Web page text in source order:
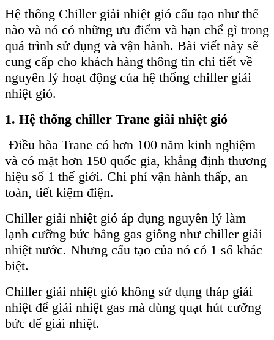
Hệ thống Chiller giải nhiệt gió cấu tạo như thế
nào và nó có những ưu điểm và hạn chể gì trong
quá trình sử dụng và vận hành. Bài viết này sẽ
cung cấp cho khách hàng thông tin chi tiết về
nguyên lý hoạt động của hệ thống chiller giải
nhiệt gió.
1. Hệ thống chiller Trane giải nhiệt gió
Điều hòa Trane có hơn 100 năm kinh nghiệm
và có mặt hơn 150 quốc gia, khẳng định thương
hiệu số 1 thế giới. Chi phí vận hành thấp, an
toàn, tiết kiệm điện.
Chiller giải nhiệt gió áp dụng nguyên lý làm
lạnh cưỡng bức bằng gas giống như chiller giải
nhiệt nước. Nhưng cấu tạo của nó có 1 số khác
biệt.
Chiller giải nhiệt gió không sử dụng tháp giải
nhiệt để giải nhiệt gas mà dùng quạt hút cưỡng
bức để giải nhiệt.